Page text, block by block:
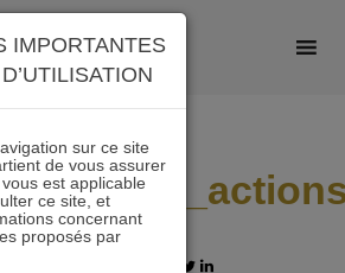
IMPORTANTES
sur ce site
de vous assurer
est applicable
ce site, et
concernant
proposés par